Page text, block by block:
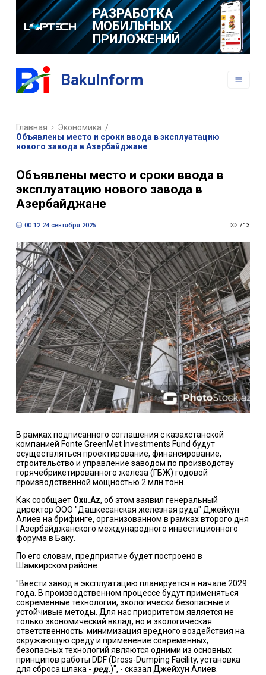
РАЗРАБОТКА
МОБИЛЬНЫХ
ПРИЛОЖЕНИЙ
BakuInform
Главная Экономика /
Объявлены место и сроки ввода в эксплуатацию
нового завода в Азербайджане
Объявлены место и сроки ввода в
эксплуатацию нового завода в
Азербайджане
00:12 24 сентября 2025 713
В рамках подписанного соглашения с казахстанской
компанией Fonte GreenMet Investments Fund будут
осуществляться проектирование, финансирование,
строительство и управление заводом по производству
горячебрикетированного железа (ГБЖ) годовой
производственной мощностью 2 млн тонн.
Как сообщает Oxu.Az, об этом заявил генеральный
директор ООО "Дашкесанская железная руда" Джейхун
Алиев на брифинге, организованном в рамках второго дня
I Азербайджанского международного инвестиционного
форума в Баку.
По его словам, предприятие будет построено в
Шамкирском районе.
"Ввести завод в эксплуатацию планируется в начале 2029
года. В производственном процессе будут применяться
современные технологии, экологически безопасные и
устойчивые методы. Для нас приоритетом является не
только экономический вклад, но и экологическая
ответственность: минимизация вредного воздействия на
окружающую среду и применение современных,
безопасных технологий являются одними из основных
принципов работы DDF (Dross-Dumping Facility, установка
для сброса шлака - ред.)", - сказал Джейхун Алиев.